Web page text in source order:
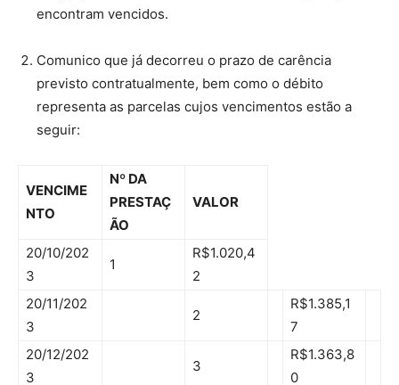
encontram vencidos.
Comunico que já decorreu o prazo de carência
previsto contratualmente, bem como o débito
representa as parcelas cujos vencimentos estão a
seguir:
VENCIME
NTO
Nº DA
PRESTAÇ
ÃO
VALOR
20/10/202
3
1
R$1.020,4
2
20/11/202
3
2
R$1.385,1
7
20/12/202
3
3
R$1.363,8
0